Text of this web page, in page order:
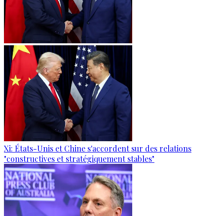
Xi: États-Unis et Chine s'accordent sur des relations
"constructives et stratégiquement stables"